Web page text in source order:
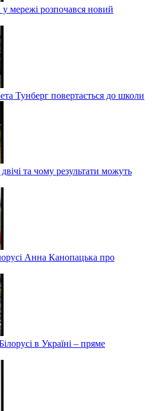
мережі розпочався новий
Тунберг повертається до школи
та чому результати можуть
Анна Канопацька про
в Україні – пряме